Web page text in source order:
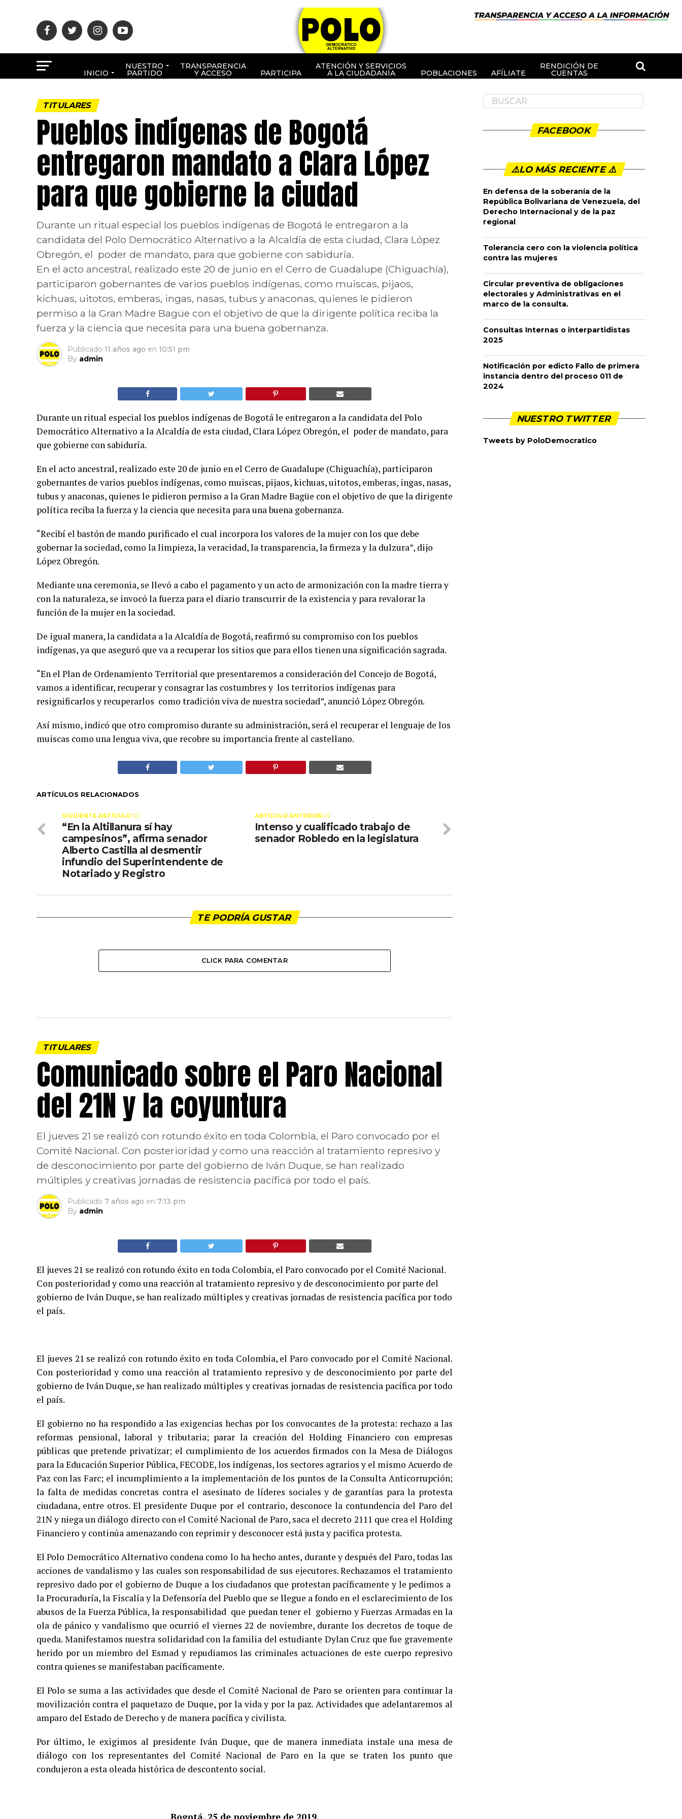
INICIO
NUESTRO
PARTIDO
TRANSPARENCIA
Y ACCESO PARTICIPA
ATENCIÓN Y SERVICIOS
A LA CIUDADANÍA POBLACIONES AFÍLIATE
RENDICIÓN DE
CUENTAS
TITULARES
Pueblos indígenas de Bogotá
entregaron mandato a Clara López
para que gobierne la ciudad
Durante un ritual especial los pueblos indígenas de Bogotá le entregaron a la
candidata del Polo Democrático Alternativo a la Alcaldía de esta ciudad, Clara López
Obregón, el poder de mandato, para que gobierne con sabiduría.
En el acto ancestral, realizado este 20 de junio en el Cerro de Guadalupe (Chiguachía),
participaron gobernantes de varios pueblos indígenas, como muiscas, pijaos,
kichuas, uitotos, emberas, ingas, nasas, tubus y anaconas, quienes le pidieron
permiso a la Gran Madre Bagüe con el objetivo de que la dirigente política reciba la
fuerza y la ciencia que necesita para una buena gobernanza.
Publicado 11 años ago en 10:51 pm
By admin
Durante un ritual especial los pueblos indígenas de Bogotá le entregaron a la candidata del Polo
Democrático Alternativo a la Alcaldía de esta ciudad, Clara López Obregón, el poder de mandato, para
que gobierne con sabiduría.
En el acto ancestral, realizado este 20 de junio en el Cerro de Guadalupe (Chiguachía), participaron
gobernantes de varios pueblos indígenas, como muiscas, pijaos, kichuas, uitotos, emberas, ingas, nasas,
tubus y anaconas, quienes le pidieron permiso a la Gran Madre Bagüe con el objetivo de que la dirigente
política reciba la fuerza y la ciencia que necesita para una buena gobernanza.
“Recibí el bastón de mando purificado el cual incorpora los valores de la mujer con los que debe
gobernar la sociedad, como la limpieza, la veracidad, la transparencia, la firmeza y la dulzura”, dijo
López Obregón.
Mediante una ceremonia, se llevó a cabo el pagamento y un acto de armonización con la madre tierra y
con la naturaleza, se invocó la fuerza para el diario transcurrir de la existencia y para revalorar la
función de la mujer en la sociedad.
De igual manera, la candidata a la Alcaldía de Bogotá, reafirmó su compromiso con los pueblos
indígenas, ya que aseguró que va a recuperar los sitios que para ellos tienen una significación sagrada.
“En el Plan de Ordenamiento Territorial que presentaremos a consideración del Concejo de Bogotá,
vamos a identificar, recuperar y consagrar las costumbres y los territorios indígenas para
resignificarlos y recuperarlos como tradición viva de nuestra sociedad”, anunció López Obregón.
Así mismo, indicó que otro compromiso durante su administración, será el recuperar el lenguaje de los
muiscas como una lengua viva, que recobre su importancia frente al castellano.
ARTÍCULOS RELACIONADOS
ARTÍCULO ANTERIOR 👉🏻
Intenso y cualificado trabajo de
senador Robledo en la legislatura
SIGUIENTE ARTÍCULO 👈🏻
“En la Altillanura sí hay
campesinos”, afirma senador
Alberto Castilla al desmentir
infundio del Superintendente de
Notariado y Registro
TE PODRÍA GUSTAR
CLICK PARA COMENTAR
TITULARES
Comunicado sobre el Paro Nacional
del 21N y la coyuntura
El jueves 21 se realizó con rotundo éxito en toda Colombia, el Paro convocado por el
Comité Nacional. Con posterioridad y como una reacción al tratamiento represivo y
de desconocimiento por parte del gobierno de Iván Duque, se han realizado
múltiples y creativas jornadas de resistencia pacífica por todo el país.
Publicado 7 años ago en 7:13 pm
By admin
El jueves 21 se realizó con rotundo éxito en toda Colombia, el Paro convocado por el Comité Nacional.
Con posterioridad y como una reacción al tratamiento represivo y de desconocimiento por parte del
gobierno de Iván Duque, se han realizado múltiples y creativas jornadas de resistencia pacífica por todo
el país.
El jueves 21 se realizó con rotundo éxito en toda Colombia, el Paro convocado por el Comité Nacional.
Con posterioridad y como una reacción al tratamiento represivo y de desconocimiento por parte del
gobierno de Iván Duque, se han realizado múltiples y creativas jornadas de resistencia pacífica por todo
el país.
El gobierno no ha respondido a las exigencias hechas por los convocantes de la protesta: rechazo a las
reformas pensional, laboral y tributaria; parar la creación del Holding Financiero con empresas
públicas que pretende privatizar; el cumplimiento de los acuerdos firmados con la Mesa de Diálogos
para la Educación Superior Pública, FECODE, los indígenas, los sectores agrarios y el mismo Acuerdo de
Paz con las Farc; el incumplimiento a la implementación de los puntos de la Consulta Anticorrupción;
la falta de medidas concretas contra el asesinato de líderes sociales y de garantías para la protesta
ciudadana, entre otros. El presidente Duque por el contrario, desconoce la contundencia del Paro del
21N y niega un diálogo directo con el Comité Nacional de Paro, saca el decreto 2111 que crea el Holding
Financiero y continúa amenazando con reprimir y desconocer está justa y pacifica protesta.
El Polo Democrático Alternativo condena como lo ha hecho antes, durante y después del Paro, todas las
acciones de vandalismo y las cuales son responsabilidad de sus ejecutores. Rechazamos el tratamiento
represivo dado por el gobierno de Duque a los ciudadanos que protestan pacíficamente y le pedimos a
la Procuraduría, la Fiscalía y la Defensoría del Pueblo que se llegue a fondo en el esclarecimiento de los
abusos de la Fuerza Pública, la responsabilidad que puedan tener el gobierno y Fuerzas Armadas en la
ola de pánico y vandalismo que ocurrió el viernes 22 de noviembre, durante los decretos de toque de
queda. Manifestamos nuestra solidaridad con la familia del estudiante Dylan Cruz que fue gravemente
herido por un miembro del Esmad y repudiamos las criminales actuaciones de este cuerpo represivo
contra quienes se manifestaban pacíficamente.
El Polo se suma a las actividades que desde el Comité Nacional de Paro se orienten para continuar la
movilización contra el paquetazo de Duque, por la vida y por la paz. Actividades que adelantaremos al
amparo del Estado de Derecho y de manera pacífica y civilista.
Por último, le exigimos al presidente Iván Duque, que de manera inmediata instale una mesa de
diálogo con los representantes del Comité Nacional de Paro en la que se traten los punto que
condujeron a esta oleada histórica de descontento social.
FACEBOOK
⚠️LO MÁS RECIENTE ⚠️️
En defensa de la soberanía de la
República Bolivariana de Venezuela, del
Derecho Internacional y de la paz
regional
Tolerancia cero con la violencia política
contra las mujeres
Circular preventiva de obligaciones
electorales y Administrativas en el
marco de la consulta.
Consultas Internas o interpartidistas
2025
Notificación por edicto Fallo de primera
instancia dentro del proceso 011 de
2024
NUESTRO TWITTER
Tweets by PoloDemocratico